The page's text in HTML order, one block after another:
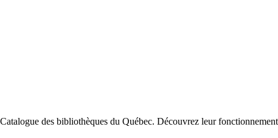
des bibliothèques du Québec. Découvrez leur